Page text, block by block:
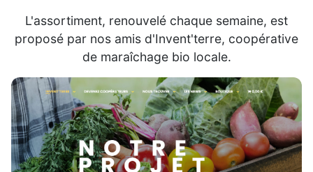
L'assortiment, renouvelé chaque semaine, est
proposé par nos amis d'Invent'terre, coopérative
de maraîchage bio locale.